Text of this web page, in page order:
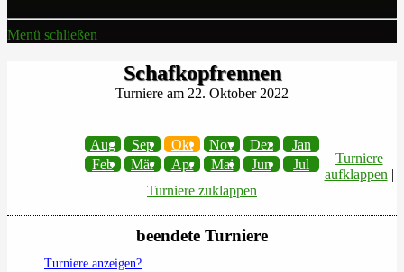
Menü schließen
Schafkopfrennen
Turniere am 22. Oktober 2022
Aug Sep Okt Nov Dez
Jan
Feb
Mär Apr Mai Jun Jul
Turniere
aufklappen |
Turniere zuklappen
beendete Turniere
Turniere anzeigen?